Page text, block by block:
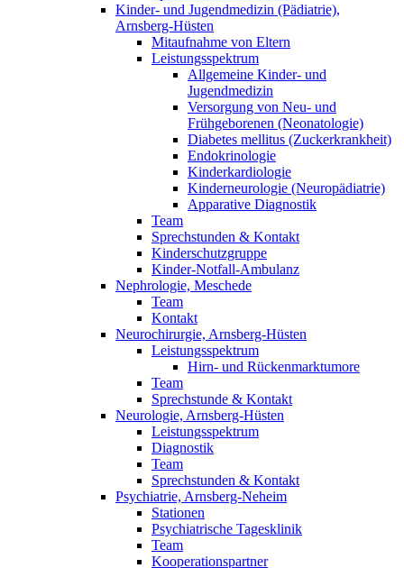
Kinder- und Jugendmedizin (Pädiatrie),
Arnsberg-Hüsten
Mitaufnahme von Eltern
Leistungsspektrum
Allgemeine Kinder- und
Jugendmedizin
Versorgung von Neu- und
Frühgeborenen (Neonatologie)
Diabetes mellitus (Zuckerkrankheit)
Endokrinologie
Kinderkardiologie
Kinderneurologie (Neuropädiatrie)
Apparative Diagnostik
Team
Sprechstunden & Kontakt
Kinderschutzgruppe
Kinder-Notfall-Ambulanz
Nephrologie, Meschede
Team
Kontakt
Neurochirurgie, Arnsberg-Hüsten
Leistungsspektrum
Hirn- und Rückenmarktumore
Team
Sprechstunde & Kontakt
Neurologie, Arnsberg-Hüsten
Leistungsspektrum
Diagnostik
Team
Sprechstunden & Kontakt
Psychiatrie, Arnsberg-Neheim
Stationen
Psychiatrische Tagesklinik
Team
Kooperationspartner